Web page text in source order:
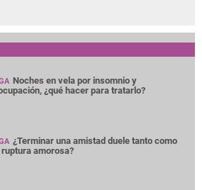
Noches en vela por insomnio y
¿qué hacer para tratarlo?
¿Terminar una amistad duele tanto como
ruptura amorosa?